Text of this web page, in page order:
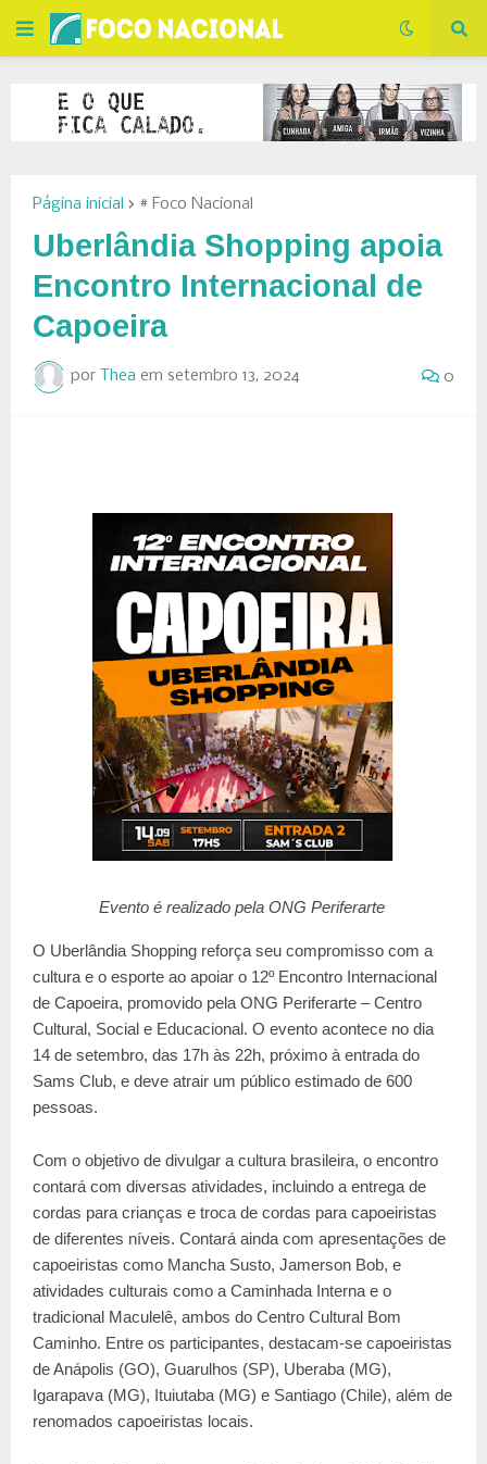
Página inicial # Foco Nacional
Uberlândia Shopping apoia
Encontro Internacional de
Capoeira
por Thea em setembro 13, 2024 0
Evento é realizado pela ONG Periferarte
O Uberlândia Shopping reforça seu compromisso com a
cultura e o esporte ao apoiar o 12º Encontro Internacional
de Capoeira, promovido pela ONG Periferarte – Centro
Cultural, Social e Educacional. O evento acontece no dia
14 de setembro, das 17h às 22h, próximo à entrada do
Sams Club, e deve atrair um público estimado de 600
pessoas.
Com o objetivo de divulgar a cultura brasileira, o encontro
contará com diversas atividades, incluindo a entrega de
cordas para crianças e troca de cordas para capoeiristas
de diferentes níveis. Contará ainda com apresentações de
capoeiristas como Mancha Susto, Jamerson Bob, e
atividades culturais como a Caminhada Interna e o
tradicional Maculelê, ambos do Centro Cultural Bom
Caminho. Entre os participantes, destacam-se capoeiristas
de Anápolis (GO), Guarulhos (SP), Uberaba (MG),
Igarapava (MG), Ituiutaba (MG) e Santiago (Chile), além de
renomados capoeiristas locais.